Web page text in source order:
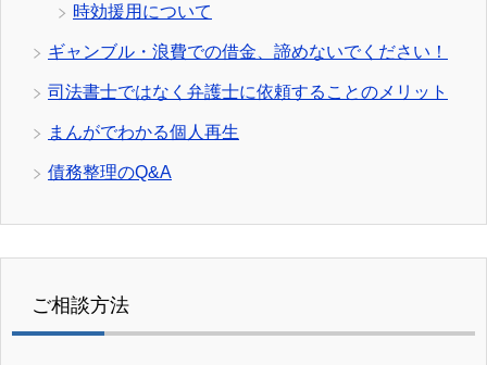
時効援用について
ギャンブル・浪費での借金、諦めないでください！
司法書士ではなく弁護士に依頼することのメリット
まんがでわかる個人再生
債務整理のQ&A
ご相談方法